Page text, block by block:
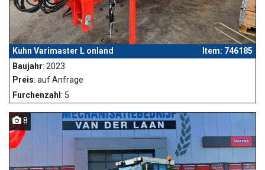
Kuhn Varimaster L onland
Item: 746185
Baujahr: 2023
Preis: auf Anfrage
Furchenzahl : 5
8